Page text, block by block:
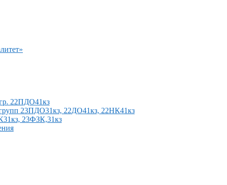
гр. 22ПДО41кз
групп 23ПДО31кз, 22ДО41кз, 22НК41кз
23ФЗК,31кз